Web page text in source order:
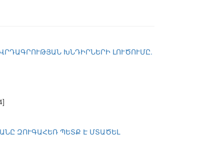
ԽՆԴԻՐՆԵՐԻ ԼՈՒԾՈՒՄԸ.
ԶՈՒԳԱՀԵՌ ՊԵՏՔ Է ՄՏԱԾԵԼ